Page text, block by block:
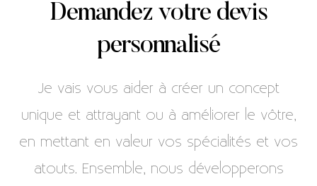
Demandez votre devis
personnalisé
Je vais vous aider à créer un concept
unique et attrayant ou à améliorer le vôtre,
en mettant en valeur vos spécialités et vos
atouts. Ensemble, nous développerons